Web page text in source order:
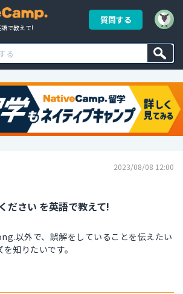
で教えて!
質問する
2023/08/08 12:00
ださい を英語で教えて!
以外で、誤解をしていることを伝えたい
知りたいです。